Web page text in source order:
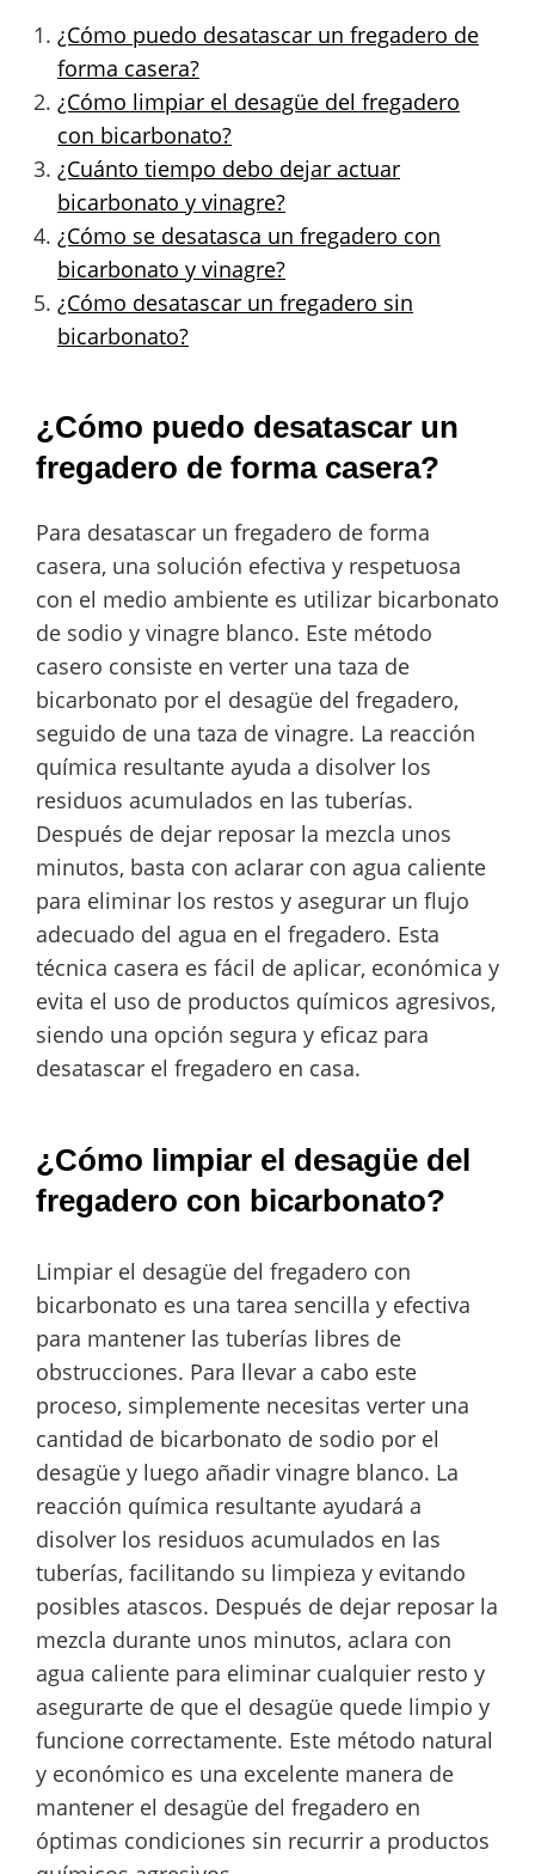
¿Cómo puedo desatascar un fregadero de
forma casera?
¿Cómo limpiar el desagüe del fregadero
con bicarbonato?
¿Cuánto tiempo debo dejar actuar
bicarbonato y vinagre?
¿Cómo se desatasca un fregadero con
bicarbonato y vinagre?
¿Cómo desatascar un fregadero sin
bicarbonato?
¿Cómo puedo desatascar un
fregadero de forma casera?
Para desatascar un fregadero de forma
casera, una solución efectiva y respetuosa
con el medio ambiente es utilizar bicarbonato
de sodio y vinagre blanco. Este método
casero consiste en verter una taza de
bicarbonato por el desagüe del fregadero,
seguido de una taza de vinagre. La reacción
química resultante ayuda a disolver los
residuos acumulados en las tuberías.
Después de dejar reposar la mezcla unos
minutos, basta con aclarar con agua caliente
para eliminar los restos y asegurar un flujo
adecuado del agua en el fregadero. Esta
técnica casera es fácil de aplicar, económica y
evita el uso de productos químicos agresivos,
siendo una opción segura y eficaz para
desatascar el fregadero en casa.
¿Cómo limpiar el desagüe del
fregadero con bicarbonato?
Limpiar el desagüe del fregadero con
bicarbonato es una tarea sencilla y efectiva
para mantener las tuberías libres de
obstrucciones. Para llevar a cabo este
proceso, simplemente necesitas verter una
cantidad de bicarbonato de sodio por el
desagüe y luego añadir vinagre blanco. La
reacción química resultante ayudará a
disolver los residuos acumulados en las
tuberías, facilitando su limpieza y evitando
posibles atascos. Después de dejar reposar la
mezcla durante unos minutos, aclara con
agua caliente para eliminar cualquier resto y
asegurarte de que el desagüe quede limpio y
funcione correctamente. Este método natural
y económico es una excelente manera de
mantener el desagüe del fregadero en
óptimas condiciones sin recurrir a productos